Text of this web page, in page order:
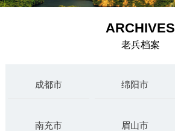
ARCHIVES
老兵档案
成都市 绵阳市
南充市 眉山市